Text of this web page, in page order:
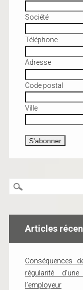
Société
Téléphone
Adresse
Code postal
Ville
Articles
Conséquences
régularité
l’employeur